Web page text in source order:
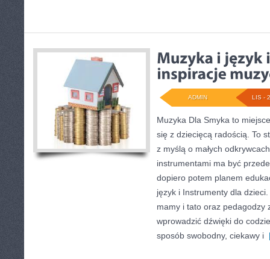
LIS -
ADMIN
Muzyka Dla Smyka to
się z dziecięcą radością. To
z myślą o małych
instrumentami ma być
dopiero potem planem
język i Instrumenty dla
mamy i tato oraz pedagodzy
wprowadzić dźwięki do
sposób swobodny, ciekawy i